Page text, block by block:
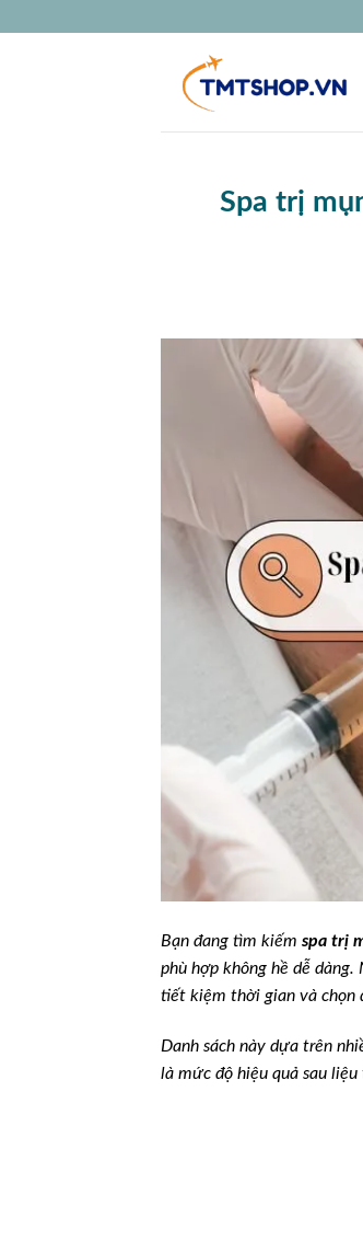
Spa trị
Bạn đang tìm kiếm spa trị
phù hợp không hề dễ
tiết kiệm thời gian và chọn
Danh sách này dựa trên
là mức độ hiệu quả sau liệu